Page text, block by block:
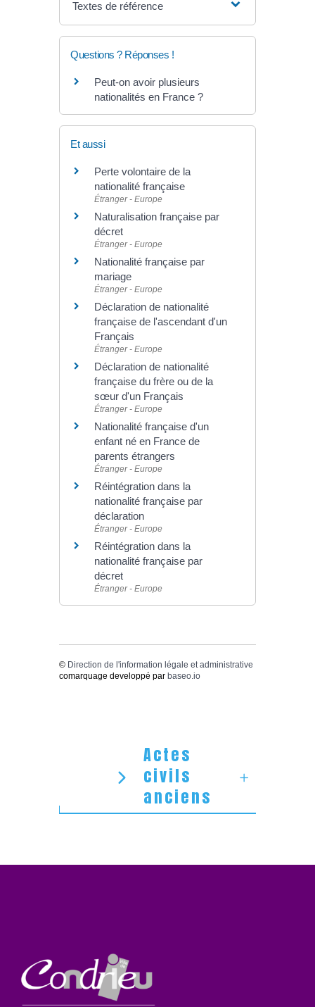
Textes de référence
Questions ? Réponses !
Peut-on avoir plusieurs
nationalités en France ?
Et aussi
Perte volontaire de la
nationalité française
Étranger - Europe
Naturalisation française par
décret
Étranger - Europe
Nationalité française par
mariage
Étranger - Europe
Déclaration de nationalité
française de l'ascendant d'un
Français
Étranger - Europe
Déclaration de nationalité
française du frère ou de la
sœur d'un Français
Étranger - Europe
Nationalité française d'un
enfant né en France de
parents étrangers
Étranger - Europe
Réintégration dans la
nationalité française par
déclaration
Étranger - Europe
Réintégration dans la
nationalité française par
décret
Étranger - Europe
© Direction de l'information légale et administrative
comarquage developpé par baseo.io
Actes
civils
anciens